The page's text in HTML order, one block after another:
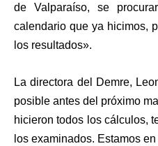
de Valparaíso, se
calendario que ya hicimos,
los resultados».
La directora del Demre,
posible antes del próximo
hicieron todos los cálculos,
los examinados. Estamos en